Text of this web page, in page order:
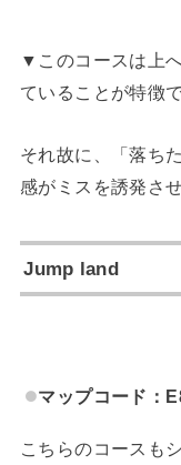
▼このコースは上
ていることが特徴で
それ故に、「落ち
感がミスを誘発さ
Jump land
マップコード：
こちらのコースも